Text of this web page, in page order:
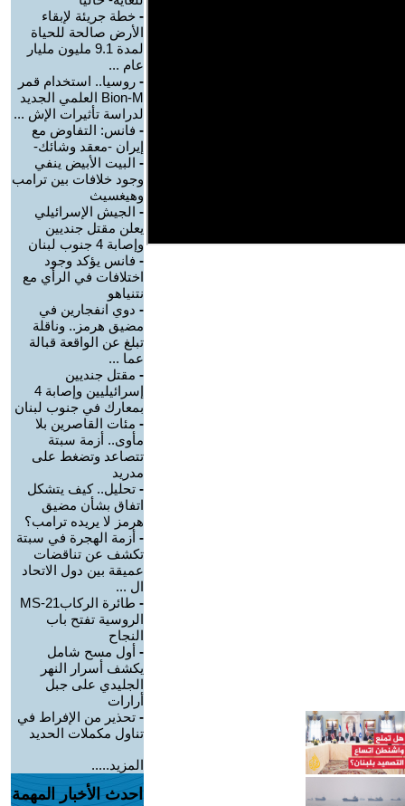
- خطة جريئة لإبقاء
الأرض صالحة للحياة
لمدة 9.1 مليون مليار
عام ...
- روسيا.. استخدام قمر
Bion-M العلمي الجديد
لدراسة تأثيرات الإش ...
- فانس: التفاوض مع
إيران -معقد وشائك-
- البيت الأبيض ينفي
وجود خلافات بين ترامب
وهيغسيث
- الجيش الإسرائيلي
يعلن مقتل جنديين
وإصابة 4 جنوب لبنان
- فانس يؤكد وجود
اختلافات في الرأي مع
نتنياهو
- دوي انفجارين في
مضيق هرمز.. وناقلة
تبلغ عن الواقعة قبالة
عما ...
- مقتل جنديين
إسرائيليين وإصابة 4
بمعارك في جنوب لبنان
- مئات القاصرين بلا
مأوى.. أزمة سبتة
تتصاعد وتضغط على
مدريد
- تحليل.. كيف يتشكل
اتفاق بشأن مضيق
هرمز لا يريده ترامب؟
- أزمة الهجرة في سبتة
تكشف عن تناقضات
عميقة بين دول الاتحاد
ال ...
-
طائرة الركابMS-21
الروسية تفتح باب
النجاح
- أول مسح شامل
يكشف أسرار النهر
الجليدي على جبل
أرارات
- تحذير من الإفراط في
تناول مكملات الحديد
المزيد.....
احدث الأخبار المهمة